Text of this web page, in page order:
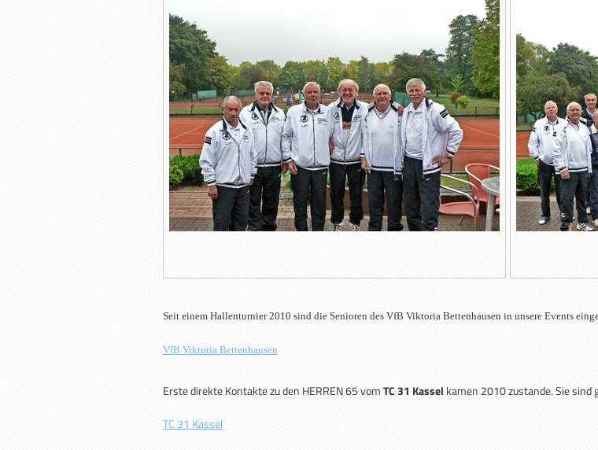
Seit einem Hallenturnier 2010 sind die Senioren des VfB Viktoria Bettenhausen in unsere Events
VfB Viktoria Bettenhausen
Erste direkte Kontakte zu den HERREN 65 vomTC 31 Kassel kamen 2010 zustande. Sie sind
TC 31 Kassel